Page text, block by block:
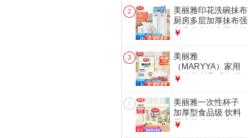
装】一次性保鲜罩
*100只
2
美丽雅印花洗碗抹布
厨房多层加厚抹布强
力吸水去油家用清洁
布28*28cm*2【共
20片】
￥
3
美丽雅
（MARYYA）家用
保鲜袋 抽取式加厚
冷冻收纳袋 【背心
式】140只
30*25cm 加厚耐用
食品袋
￥
4
美丽雅一次性杯子
加厚型食品级 饮料
果汁茶叶水杯 办公
￥